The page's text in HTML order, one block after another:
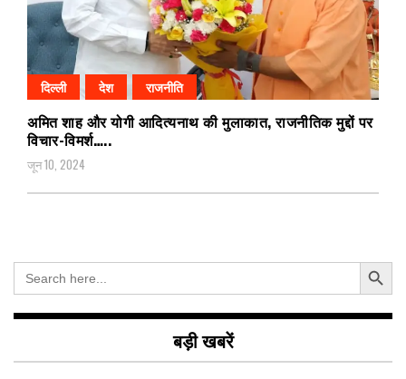
दिल्ली देश राजनीति
अमित शाह और योगी आदित्यनाथ की मुलाकात, राजनीतिक मुद्दों पर
विचार-विमर्श…..
जून 10, 2024
Search
for:
Search Button
बड़ी खबरें